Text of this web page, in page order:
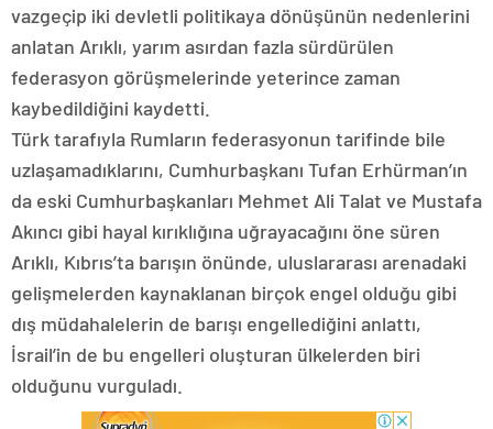
vazgeçip iki devletli politikaya dönüşünün nedenlerini
anlatan Arıklı, yarım asırdan fazla sürdürülen
federasyon görüşmelerinde yeterince zaman
kaybedildiğini kaydetti.
Türk tarafıyla Rumların federasyonun tarifinde bile
uzlaşamadıklarını, Cumhurbaşkanı Tufan Erhürman’ın
da eski Cumhurbaşkanları Mehmet Ali Talat ve Mustafa
Akıncı gibi hayal kırıklığına uğrayacağını öne süren
Arıklı, Kıbrıs’ta barışın önünde, uluslararası arenadaki
gelişmelerden kaynaklanan birçok engel olduğu gibi
dış müdahalelerin de barışı engellediğini anlattı,
İsrail’in de bu engelleri oluşturan ülkelerden biri
olduğunu vurguladı.